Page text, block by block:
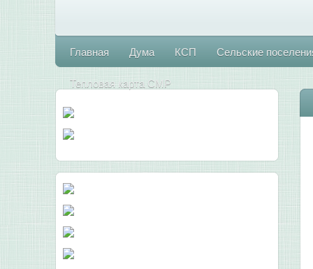
Главная Дума КСП Сельские
Тепловая карта СМР